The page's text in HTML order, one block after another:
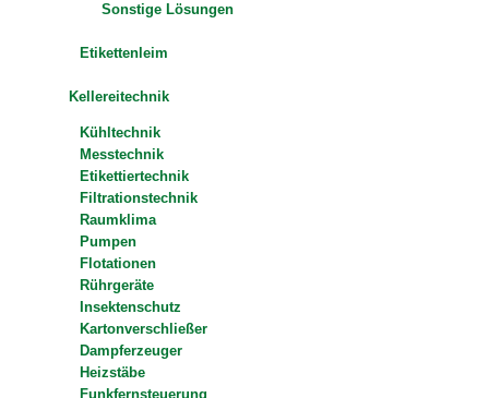
Sonstige Lösungen
Etikettenleim
Kellereitechnik
Kühltechnik
Messtechnik
Etikettiertechnik
Filtrationstechnik
Raumklima
Pumpen
Flotationen
Rührgeräte
Insektenschutz
Kartonverschließer
Dampferzeuger
Heizstäbe
Funkfernsteuerung